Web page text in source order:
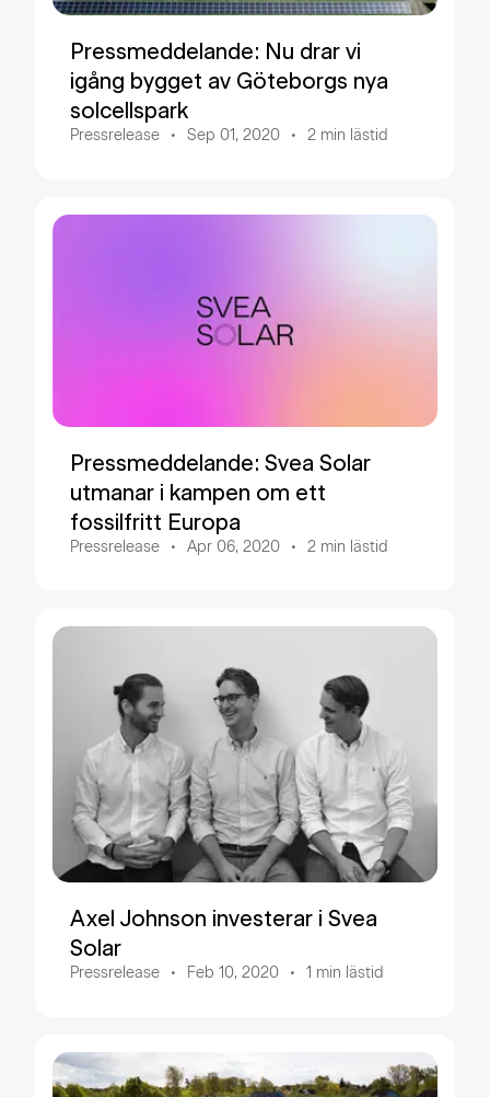
Pressmeddelande: Nu drar vi
igång bygget av Göteborgs nya
solcellspark
Pressrelease Sep 01, 2020 2 min lästid
Pressmeddelande: Svea Solar
utmanar i kampen om ett
fossilfritt Europa
Pressrelease Apr 06, 2020 2 min lästid
Axel Johnson investerar i Svea
Solar
Pressrelease Feb 10, 2020 1 min lästid